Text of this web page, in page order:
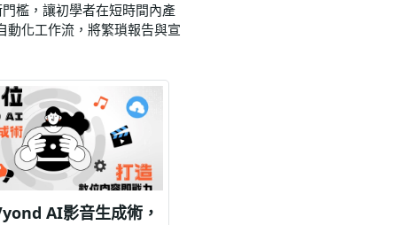
檻，讓初學者在短時間內產
動化工作流，將繁瑣報告與宣
AI影音生成術，